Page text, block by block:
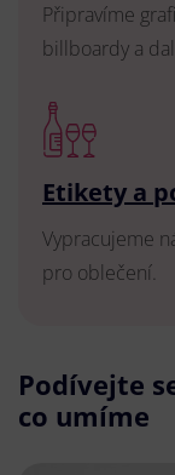
Připravíme
billboardy a
Etikety a
Vypracujeme
pro oblečení.
Podívejte
co umíme